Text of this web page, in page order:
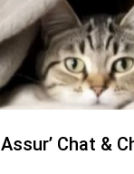
Assur’ Chat &